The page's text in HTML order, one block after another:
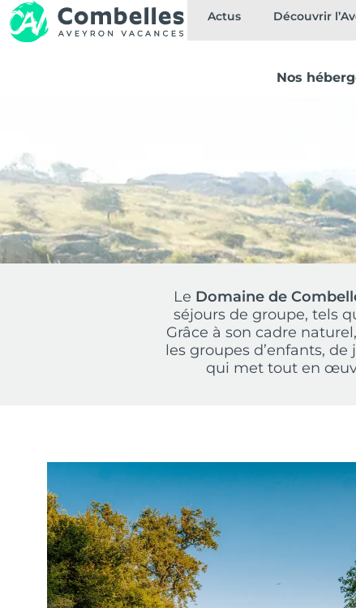
Actus Découvrir
Nos
Le Domaine de
séjours de groupe, tels
Grâce à son cadre
les groupes d’enfants,
qui met tout en